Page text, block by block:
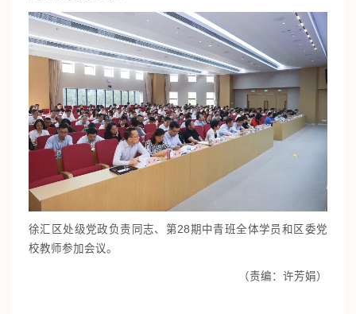
徐汇区处级党政负责同志、第28期中青班全体学员和区委党
校教师参加会议。
（责编：许芳娟）